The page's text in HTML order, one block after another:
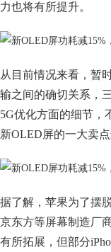
力也将有所提升。
从目前情况来看，暂
输之间的确切关系，
5G优化方面的细节，
新OLED屏的一大卖点
据了解，苹果为了摆
京东方等屏幕制造厂
有所拓展，但部分